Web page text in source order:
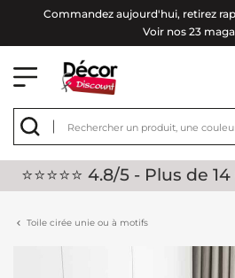
Commandez aujourd'hui, retirez
Voir nos 23
⭐⭐⭐⭐⭐ 4.8/5 - Plus de
Toile cirée unie ou à motifs